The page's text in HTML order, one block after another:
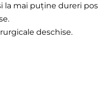
la mai puține dureri
deschise.